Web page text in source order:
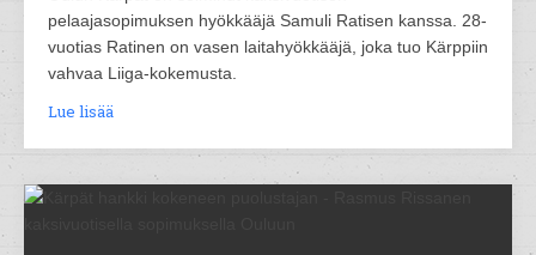
pelaajasopimuksen hyökkääjä Samuli Ratisen kanssa. 28-
vuotias Ratinen on vasen laitahyökkääjä, joka tuo Kärppiin
vahvaa Liiga-kokemusta.
Lue lisää